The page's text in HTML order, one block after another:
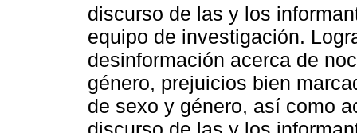
discurso de las y los
equipo de investigación.
desinformación acerca de
género, prejuicios bien
de sexo y género, así como